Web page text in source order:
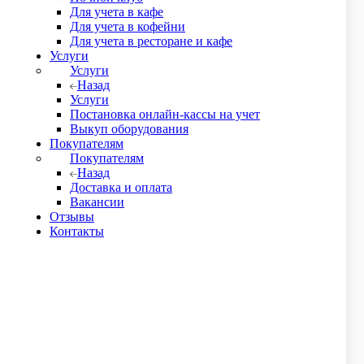
Для учета в кафе
Для учета в кофейни
Для учета в ресторане и кафе
Услуги
Услуги
Назад
Услуги
Постановка онлайн-кассы на учет
Выкуп оборудования
Покупателям
Покупателям
Назад
Доставка и оплата
Вакансии
Отзывы
Контакты